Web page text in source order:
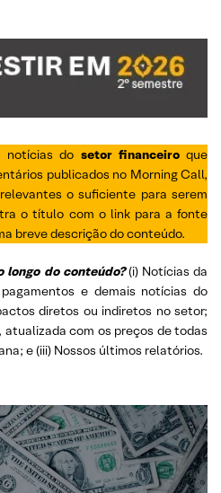
notícias do setor financeiroque
publicados no Morning Call,
o suficiente para serem
o título com o link para a fonte
breve descrição do conteúdo.
longo do conteúdo? (i) Notícias da
e demais notícias do
diretos ou indiretos no setor;
com os preços de todas
e (iii) Nossos últimos relatórios.